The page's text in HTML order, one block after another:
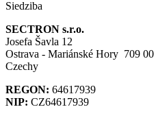
Siedziba
SECTRON s.r.o.
Josefa Šavla 12
Ostrava - Mariánské Hory 709 00
Czechy
REGON: 64617939
NIP: CZ64617939